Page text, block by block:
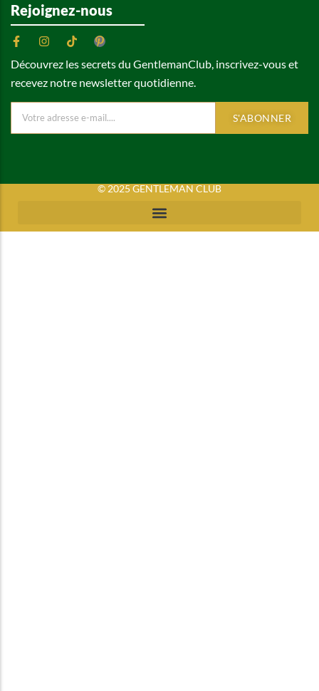
Rejoignez-nous
Découvrez les secrets du GentlemanClub, inscrivez-vous et
recevez notre newsletter quotidienne.
S'ABONNER
© 2025 GENTLEMAN CLUB